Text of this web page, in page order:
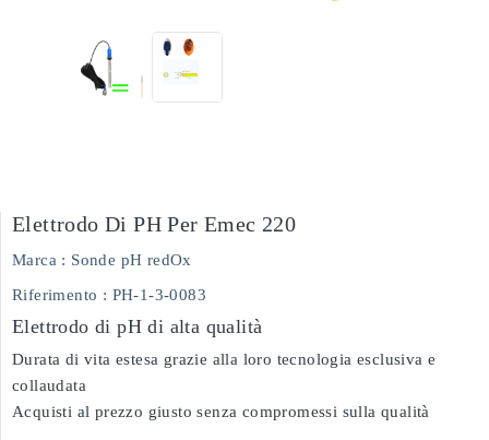
Elettrodo Di PH Per Emec 220
Marca : Sonde pH redOx
Riferimento : PH-1-3-0083
Elettrodo di pH di alta qualità
Durata di vita estesa grazie alla loro tecnologia esclusiva e
collaudata
Acquisti al prezzo giusto senza compromessi sulla qualità